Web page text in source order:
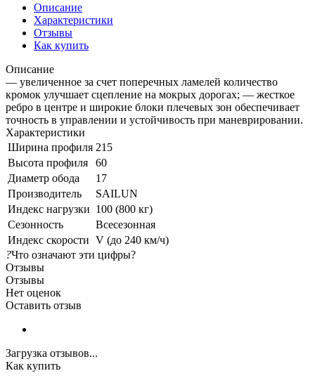
Описание
Характеристики
Отзывы
Как купить
Описание
— увеличенное за счет поперечных ламелей количество
кромок улучшает сцепление на мокрых дорогах; — жесткое
ребро в центре и широкие блоки плечевых зон обеспечивает
точность в управлении и устойчивость при маневрировании.
Характеристики
Ширина профиля 215
Высота профиля
60
Диаметр обода
17
Производитель
SAILUN
Индекс нагрузки 100 (800 кг)
Сезонность
Всесезонная
Индекс скорости V (до 240 км/ч)
?Что означают эти цифры?
Отзывы
Отзывы
Нет оценок
Оставить отзыв
Загрузка отзывов...
Как купить